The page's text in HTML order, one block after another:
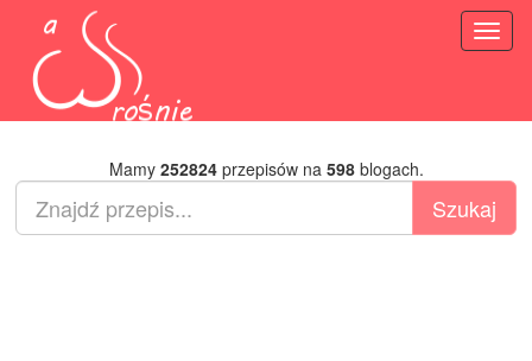
Mamy 252824przepisów na 598blogach.